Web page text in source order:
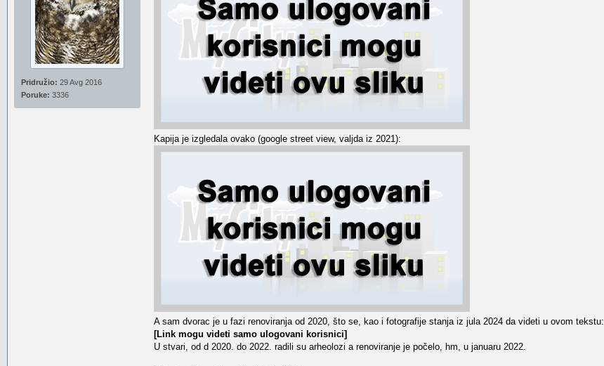
Pridružio: 29 Avg 2016
Poruke: 3336
Kapija je izgledala ovako (google street view, valjda iz 2021):
A sam dvorac je u fazi renoviranja od 2020, što se, kao i fotografije stanja iz jula 2024 da videti u ovom tekstu:
[Link mogu videti samo ulogovani korisnici]
U stvari, od d 2020. do 2022. radili su arheolozi a renoviranje je počelo, hm, u januaru 2022.